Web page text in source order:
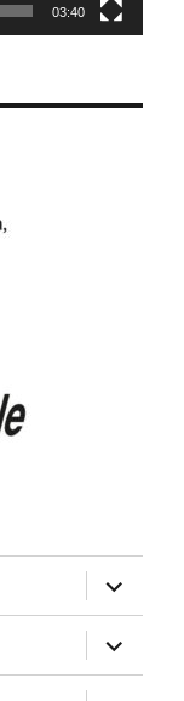
03:40
öffnen
öffnen